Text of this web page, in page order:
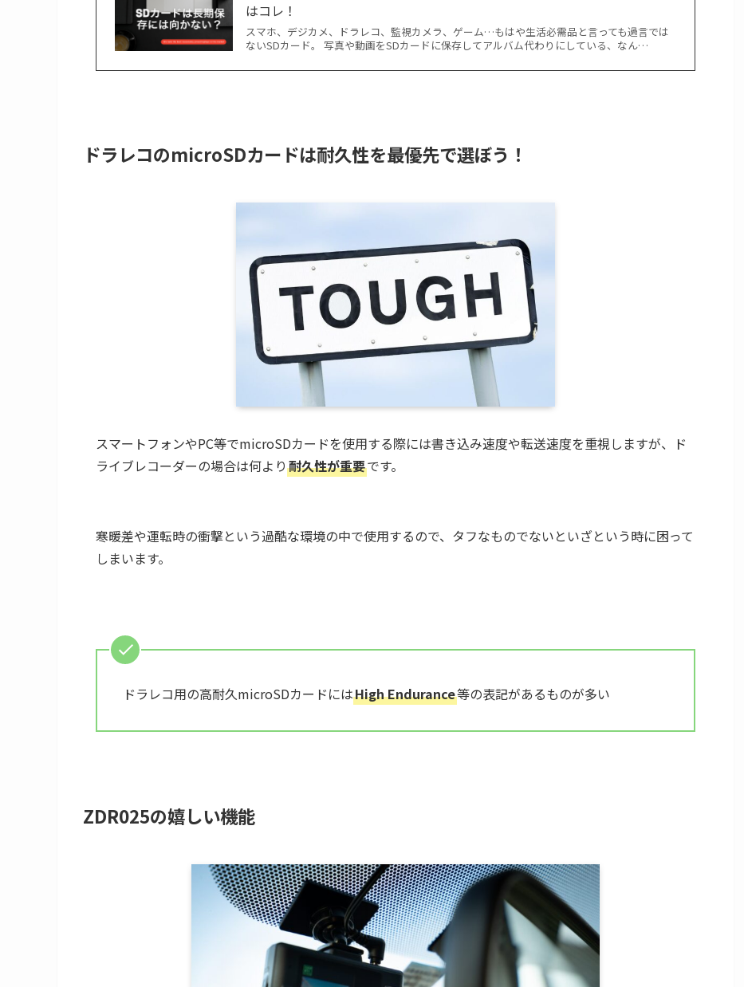
はコレ！
スマホ、デジカメ、ドラレコ、監視カメラ、ゲーム…もはや生活必需品と言っても過言では
ないSDカード。 写真や動画をSDカードに保存してアルバム代わりにしている、なん…
ドラレコのmicroSDカードは耐久性を最優先で選ぼう！
スマートフォンやPC等でmicroSDカードを使用する際には書き込み速度や転送速度を重視しますが、ド
ライブレコーダーの場合は何より 耐久性が重要です。
寒暖差や運転時の衝撃という過酷な環境の中で使用するので、タフなものでないといざという時に困って
しまいます。
ドラレコ用の高耐久microSDカードにはHigh Endurance等の表記があるものが多い
ZDR025の嬉しい機能